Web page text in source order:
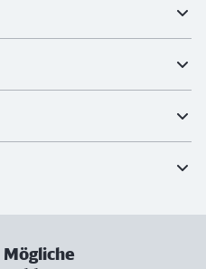
Mögliche